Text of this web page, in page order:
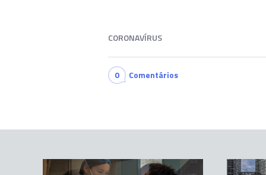
CORONAVÍRUS
0 Comentários